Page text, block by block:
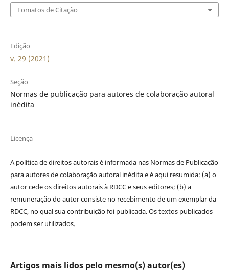
Fomatos de Citação
Edição
v. 29 (2021)
Seção
Normas de publicação para autores de colaboração autoral
inédita
Licença
A política de direitos autorais é informada nas Normas de Publicação
para autores de colaboração autoral inédita e é aqui resumida: (a) o
autor cede os direitos autorais à RDCC e seus editores; (b) a
remuneração do autor consiste no recebimento de um exemplar da
RDCC, no qual sua contribuição foi publicada. Os textos publicados
podem ser utilizados.
Artigos mais lidos pelo mesmo(s) autor(es)